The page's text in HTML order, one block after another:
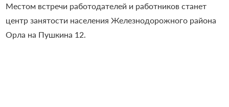
Местом встречи работодателей и работников станет
центр занятости населения Железнодорожного района
Орла на Пушкина 12.